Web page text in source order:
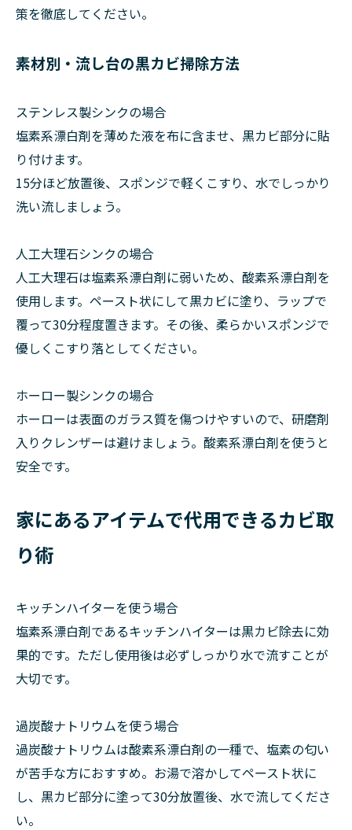
策を徹底してください。
素材別・流し台の黒カビ掃除方法
ステンレス製シンクの場合
塩素系漂白剤を薄めた液を布に含ませ、黒カビ部分に貼
り付けます。
15分ほど放置後、スポンジで軽くこすり、水でしっかり
洗い流しましょう。
人工大理石シンクの場合
人工大理石は塩素系漂白剤に弱いため、酸素系漂白剤を
使用します。ペースト状にして黒カビに塗り、ラップで
覆って30分程度置きます。その後、柔らかいスポンジで
優しくこすり落としてください。
ホーロー製シンクの場合
ホーローは表面のガラス質を傷つけやすいので、研磨剤
入りクレンザーは避けましょう。酸素系漂白剤を使うと
安全です。
家にあるアイテムで代用できるカビ取
り術
キッチンハイターを使う場合
塩素系漂白剤であるキッチンハイターは黒カビ除去に効
果的です。ただし使用後は必ずしっかり水で流すことが
大切です。
過炭酸ナトリウムを使う場合
過炭酸ナトリウムは酸素系漂白剤の一種で、塩素の匂い
が苦手な方におすすめ。お湯で溶かしてペースト状に
し、黒カビ部分に塗って30分放置後、水で流してくださ
い。